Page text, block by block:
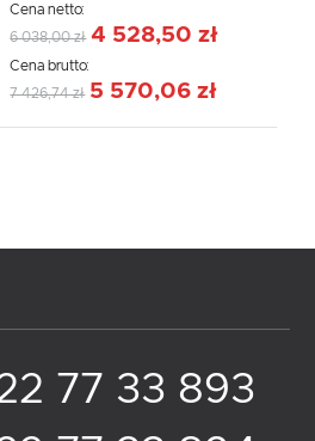
Cena netto:
6 038,00 zł 4 528,50 zł
Cena brutto:
7 426,74 zł 5 570,06 zł
77 33 893